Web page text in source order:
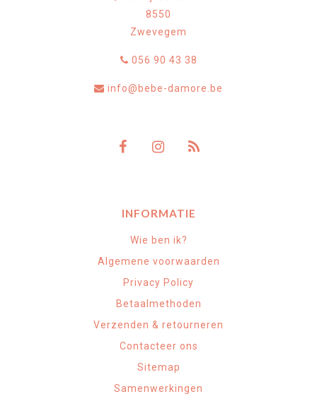
8550
Zwevegem
056 90 43 38
info@bebe-damore.be
INFORMATIE
Wie ben ik?
Algemene voorwaarden
Privacy Policy
Betaalmethoden
Verzenden & retourneren
Contacteer ons
Sitemap
Samenwerkingen